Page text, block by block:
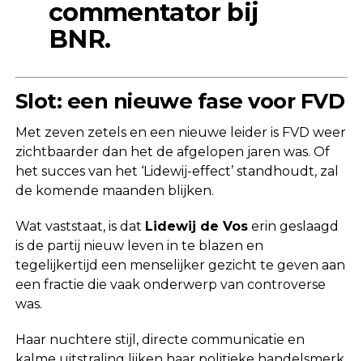
commentator bij
BNR.
Slot: een nieuwe fase voor FVD
Met zeven zetels en een nieuwe leider is FVD weer
zichtbaarder dan het de afgelopen jaren was. Of
het succes van het ‘Lidewij-effect’ standhoudt, zal
de komende maanden blijken.
Wat vaststaat, is dat Lidewij de Voserin geslaagd
is de partij nieuw leven in te blazen en
tegelijkertijd een menselijker gezicht te geven aan
een fractie die vaak onderwerp van controverse
was.
Haar nuchtere stijl, directe communicatie en